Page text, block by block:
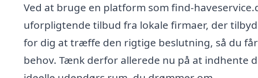
Ved at bruge en platform som find-
uforpligtende tilbud fra lokale firmaer, der
for dig at træffe den rigtige beslutning, så du
behov. Tænk derfor allerede nu på at indhente